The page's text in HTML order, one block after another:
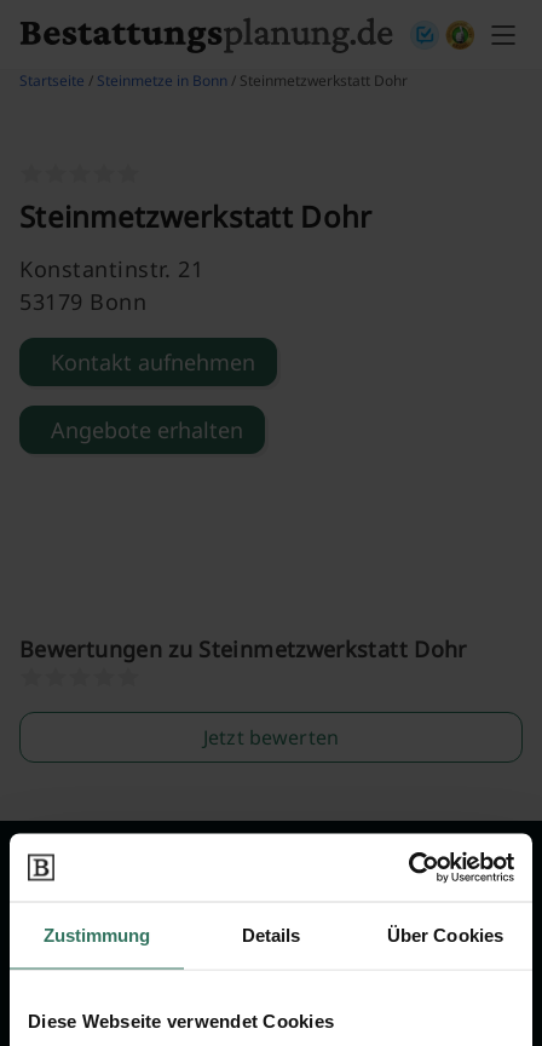
Zustimmung Details Über Cookies
Diese Webseite verwendet Cookies
Startseite / Steinmetze in Bonn / Steinmetzwerkstatt Dohr
Steinmetzwerkstatt Dohr
Konstantinstr. 21
53179 Bonn
Kontakt aufnehmen
Angebote erhalten
Bewertungen zu Steinmetzwerkstatt Dohr
Jetzt bewerten
Wir sind Ihr Ansprechpartner rund
um das Thema Bestattung &
Vorsorge.
Jetzt beraten lassen